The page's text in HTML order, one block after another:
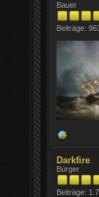
Bauer
Beiträge:
Darkfire
Bürger
Beiträge: